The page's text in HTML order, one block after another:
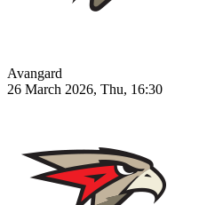
Avangard
26 March 2026, Thu, 16:30